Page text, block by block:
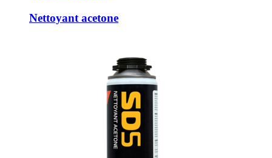
Nettoyant acetone